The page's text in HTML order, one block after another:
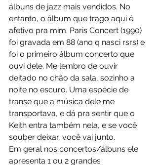
álbuns de jazz mais vendidos. No
entanto, o álbum que trago aqui é
afetivo pra mim. Paris Concert (1990)
foi gravada em 88 (ano q nasci rsrs) e
foi o primeiro álbum concerto que
ouvi dele. Me lembro de ouvir
deitado no chão da sala, sozinho a
noite no escuro. Uma espécie de
transe que a música dele me
transportava, e dá pra sentir que o
Keith entra também nela, e se você
souber deixar, você vai junto.
Em geral nos concertos/álbuns ele
apresenta 1 ou 2 grandes